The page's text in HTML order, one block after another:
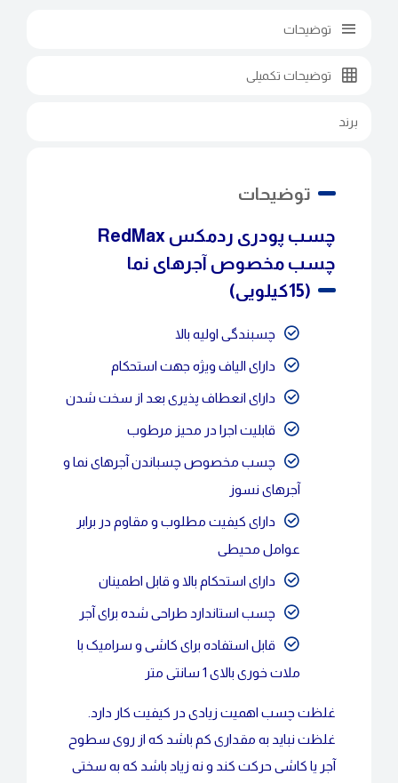
توضیحات
توضیحات تکمیلی
برند
توضیحات
چسب پودری ردمکس RedMax
چسب مخصوص آجرهای نما
(15کیلویی)
چسبندگی اولیه بالا
دارای الیاف ویژه جهت استحکام
دارای انعطاف پذیری بعد از سخت شدن
قابلیت اجرا در محیز مرطوب
چسب مخصوص چسباندن آجرهای نما و
آجرهای نسوز
دارای کیفیت مطلوب و مقاوم در برابر
عوامل محیطی
دارای استحکام بالا و قابل اطمینان
چسب استاندارد طراحی شده برای آجر
قابل استفاده برای کاشی و سرامیک با
ملات خوری بالای 1 سانتی متر
غلظت چسب اهمیت زیادی در کیفیت کار دارد.
غلظت نباید به مقداری کم باشد که از روی سطوح
آجر یا کاشی حرکت کند و نه زیاد باشد که به سختی